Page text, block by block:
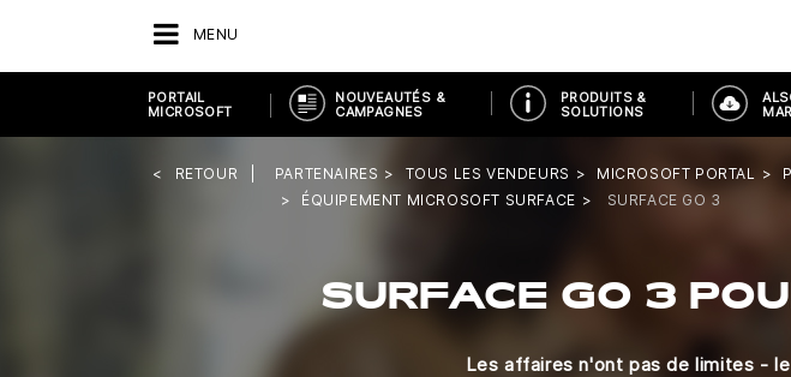
MENU
PORTAIL
MICROSOFT
NOUVEAUTÉS &
CAMPAGNES
PRODUITS &
SOLUTIONS
RETOUR PARTENAIRES TOUS LES VENDEURS MICROSOFT PORTAL
ÉQUIPEMENT MICROSOFT SURFACE
SURFACE GO 3
SURFACE GO 3
Les affaires n'ont pas de limites -